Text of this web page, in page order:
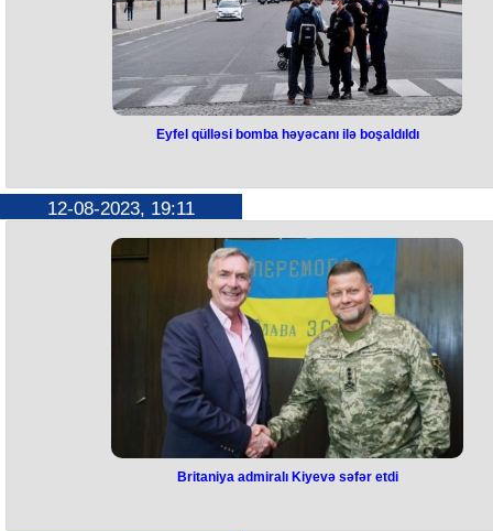
uçuş aparatı ilə hücum edilib.
Daha sonra Rusiya Federasiyasının Müdafiə Nazirliyi körpünün
üzərindən S-200 raketinin vurulması barədə məlumat yayıb.
boşaldıldı
görə boşaldılıb.
Naməlum şəxsin qüllədə bomba partladacağı barədə şayiələr yayılıb.
Məlumata görə, həmin şəxs bunu yerli televiziya kanallarından birinə
zəng edərək bildirib.
Hadisədən sonra Eyfel qülləsində geniş təhlükəsizlik tədbirləri görülüb
daha sonra yenidən ziyarətçilərin üzünə açılıb.
Eyfel qülləsi bomba həyəcanı ilə boşaldıldı
12-08-2023, 19:11
Britaniya admiralı Kiyevə səfər etdi